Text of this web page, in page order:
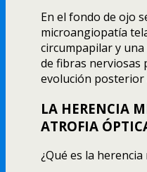
En el fondo de ojo
microangiopatía
circumpapilar y
de fibras nerviosas
evolución posterior
LA HERENCIA
ATROFIA
¿Qué es la